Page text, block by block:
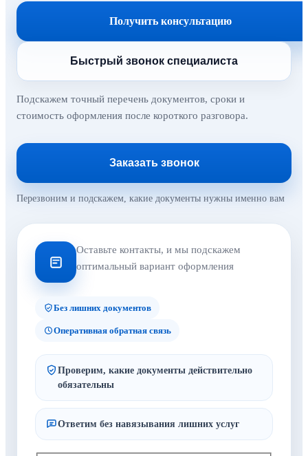
Получить консультацию
Быстрый звонок специалиста
Подскажем точный перечень документов, сроки и
стоимость оформления после короткого разговора.
Заказать звонок
Перезвоним и подскажем, какие документы нужны именно вам
Оставьте контакты, и мы подскажем
оптимальный вариант оформления
Без лишних документов
Оперативная обратная связь
Проверим, какие документы действительно
обязательны
Ответим без навязывания лишних услуг